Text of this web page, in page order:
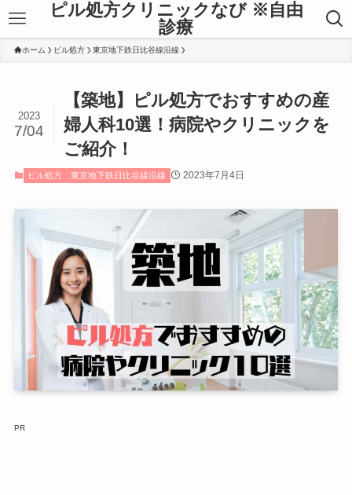
ピル処方クリニックなび ※自由
診療
ホーム ピル処方 東京地下鉄日比谷線沿線
【築地】ピル処方でおすすめの産
婦人科10選！病院やクリニックを
ご紹介！
2023
7/04
ピル処方 東京地下鉄日比谷線沿線 2023年7月4日
PR